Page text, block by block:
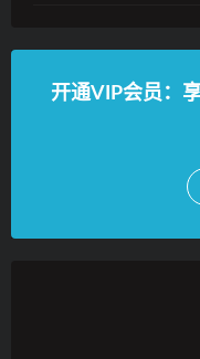
开通VIP会员：